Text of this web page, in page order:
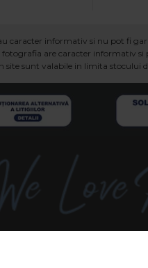
caracter informativ si nu pot fi
are caracter informativ si
site sunt valabile in limita stocului